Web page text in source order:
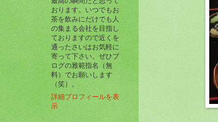
おります。いつでもお
茶を飲みにだけでも人
の集まる会社を目指し
ておりますので近くを
通ったさいはお気軽に
寄って下さい。ぜひブ
ログの雅範指名（無
料）でお願いします
（笑）。
詳細プロフィールを表
示